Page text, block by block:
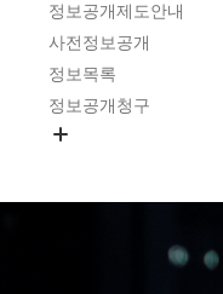
정보공개제도안내
사전정보공개
정보목록
정보공개청구